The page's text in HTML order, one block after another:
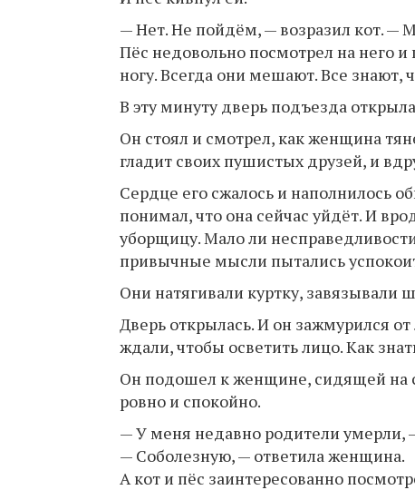
— Нет. Не пойдём, — возразил кот. —
Пёс недовольно посмотрел на него и
ногу. Всегда они мешают. Все знают,
В эту минуту дверь подъезда
Он стоял и смотрел, как женщина
гладит своих пушистых друзей, и
Сердце его сжалось и наполнилось
понимал, что она сейчас уйдёт. И
уборщицу. Мало ли
привычные мысли пытались
Они натягивали куртку, завязывали
Дверь открылась. И он зажмурился
ждали, чтобы осветить лицо. Как
Он подошел к женщине, сидящей на
ровно и спокойно.
— У меня недавно родители умерли,
— Соболезную, — ответила женщина.
А кот и пёс заинтересованно